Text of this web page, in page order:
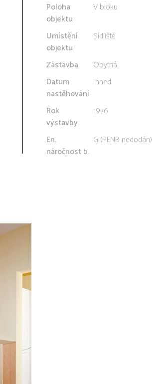
Poloha
objektu
V bloku
Umístění
objektu
Sídliště
Zástavba
Obytná
Datum
nastěhování
Ihned
Rok
výstavby
1976
En.
náročnost b.
G (PENB nedodán)